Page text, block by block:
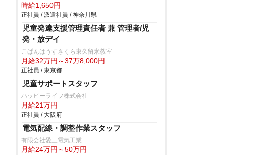
時給1,650円
正社員 / 派遣社員 / 神奈川県
児童発達支援管理責任者 兼 管理者/児
発・放デイ
こぱんはうすさくら東久留米教室
月給32万円～37万8,000円
正社員 / 東京都
児童サポートスタッフ
ハッピーライフ株式会社
月給21万円
正社員 / 大阪府
電気配線・調整作業スタッフ
有限会社愛三電気工業
月給24万円～50万円